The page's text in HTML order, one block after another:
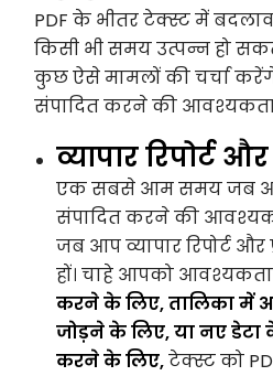
PDF के भीतर टेक्स्ट में
किसी भी समय उत्पन्न हो
कुछ ऐसे मामलों की चर्चा
संपादित करने की आवश्यकता
व्यापार रिपोर्ट और
एक सबसे आम समय जब
संपादित करने की
जब आप व्यापार रिपोर्ट
हों। चाहे आपको आवश्यकता
करने के लिए, तालिका में
जोड़ने के लिए, या नए डेटा
करने के लिए,टेक्स्ट को